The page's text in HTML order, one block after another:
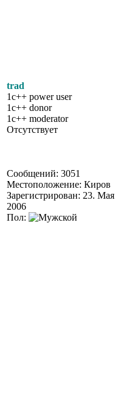
trad
1c++ power user
1c++ donor
1c++ moderator
Отсутствует
Сообщений: 3051
Местоположение: Киров
Зарегистрирован: 23. Мая
2006
Пол: